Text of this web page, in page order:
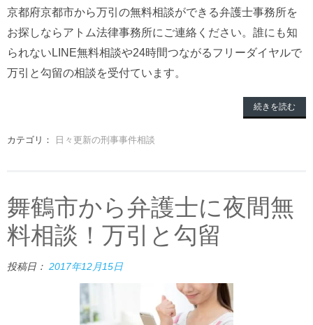
京都府京都市から万引の無料相談ができる弁護士事務所を
お探しならアトム法律事務所にご連絡ください。誰にも知
られないLINE無料相談や24時間つながるフリーダイヤルで
万引と勾留の相談を受付ています。
続きを読む
カテゴリ： 日々更新の刑事事件相談
舞鶴市から弁護士に夜間無
料相談！万引と勾留
投稿日： 2017年12月15日